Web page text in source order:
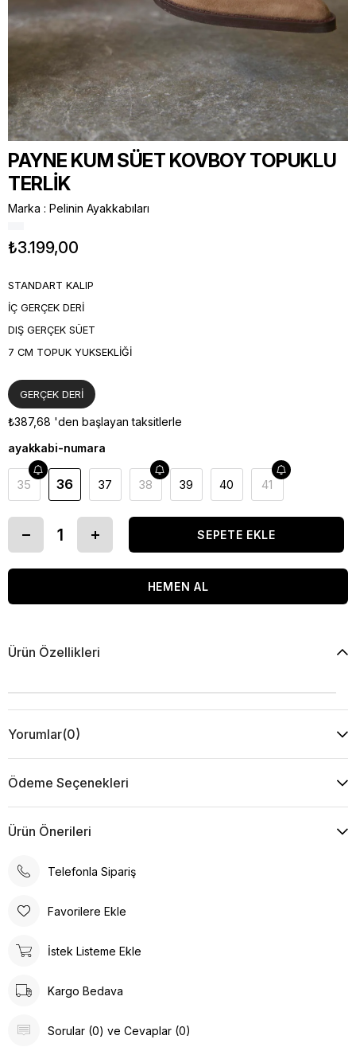
PAYNE KUM SÜET KOVBOY TOPUKLU
TERLİK
Marka : Pelinin Ayakkabıları
₺3.199,00
STANDART KALIP
İÇ GERÇEK DERİ
DIŞ GERÇEK SÜET
7 CM TOPUK YUKSEKLİĞİ
GERÇEK DERİ
₺387,68 'den başlayan taksitlerle
ayakkabi-numara
35 36 37 38 39 40 41
Ürün Özellikleri
Yorumlar(0)
Ödeme Seçenekleri
Ürün Önerileri
Telefonla Sipariş
Favorilere Ekle
İstek Listeme Ekle
Kargo Bedava
Sorular (0) ve Cevaplar (0)